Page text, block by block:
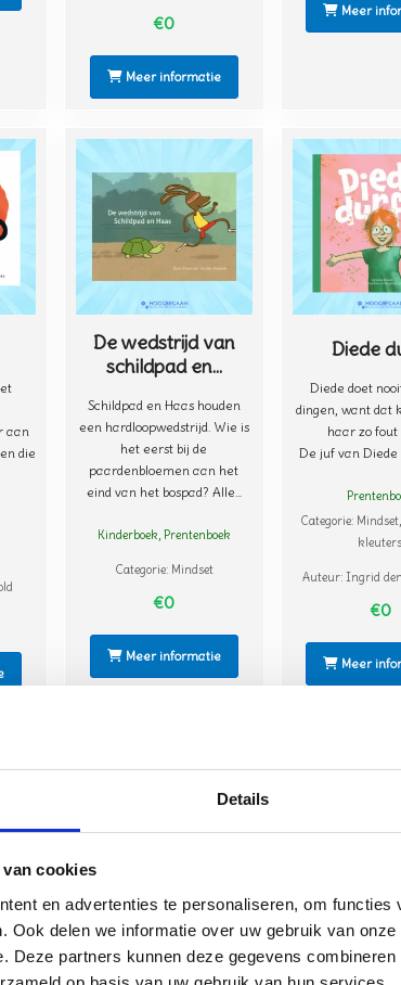
Details
cookies
en advertenties te personaliseren, om functies
Ook delen we informatie over uw gebruik van
Deze partners kunnen deze gegevens
€0
Meer informatie
Meer
aan
die
De wedstrijd van
schildpad en...
Schildpad en Haas houden
een hardloopwedstrijd. Wie is
het eerst bij de
paardenbloemen aan het
eind van het bospad? Alle...
Kinderboek, Prentenboek
Categorie: Mindset
€0
Meer informatie
Diede
Diede doet
dingen, want dat
haar zo fout
De juf van Diede
Categorie: Mindset,
kleuters
Auteur: Ingrid
€0
Meer
Het meisje dat nooit
fouten...
Hoe